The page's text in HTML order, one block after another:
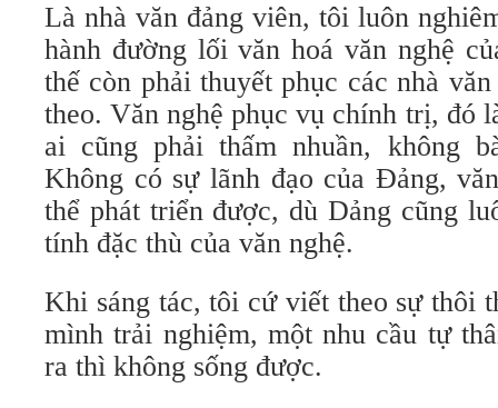
Là nhà văn đảng viên, tôi luôn
hành đường lối văn hoá văn nghệ
thế còn phải thuyết phục các nhà
theo. Văn nghệ phục vụ chính trị, đó
ai cũng phải thấm nhuần, không
Không có sự lãnh đạo của Đảng,
thể phát triển được, dù Dảng cũng
tính đặc thù của văn nghệ.
Khi sáng tác, tôi cứ viết theo sự thôi
mình trải nghiệm, một nhu cầu tự
ra thì không sống được.